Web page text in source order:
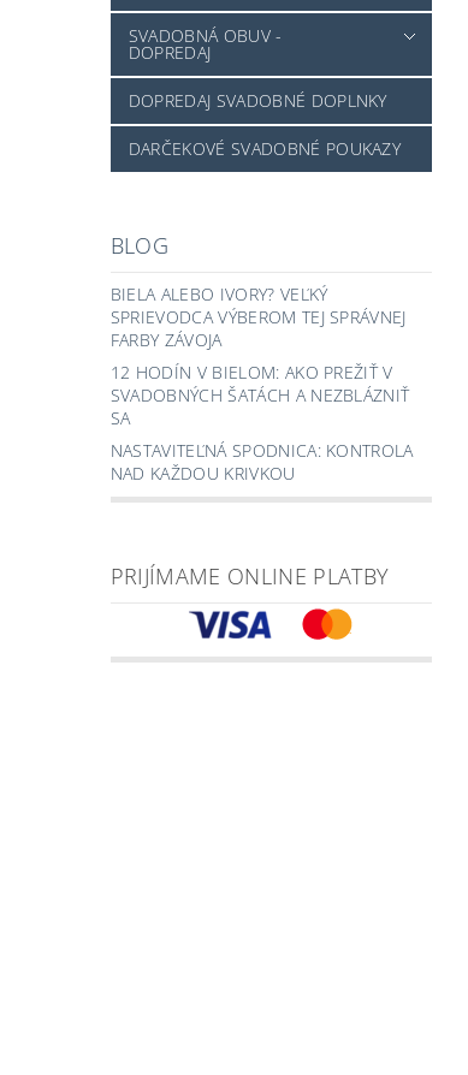
SVADOBNÁ OBUV -
DOPREDAJ
DOPREDAJ SVADOBNÉ DOPLNKY
DARČEKOVÉ SVADOBNÉ POUKAZY
BLOG
BIELA ALEBO IVORY? VEĽKÝ
SPRIEVODCA VÝBEROM TEJ SPRÁVNEJ
FARBY ZÁVOJA
12 HODÍN V BIELOM: AKO PREŽIŤ V
SVADOBNÝCH ŠATÁCH A NEZBLÁZNIŤ
SA
NASTAVITEĽNÁ SPODNICA: KONTROLA
NAD KAŽDOU KRIVKOU
PRIJÍMAME ONLINE PLATBY